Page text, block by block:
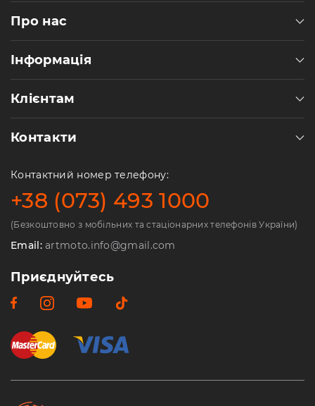
Про нас
Інформація
Клієнтам
Контакти
Контактний номер телефону:
+38 (073) 493 1000
(Безкоштовно з мобільних та стаціонарних телефонів України)
Email:artmoto.info@gmail.com
Приєднуйтесь